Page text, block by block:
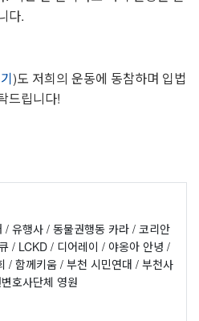
다.
)도 저희의 운동에 동참하며 입법
드립니다!
/ 유행사 / 동물권행동 카라 / 코리안
/ LCKD / 디어레이 / 야옹아 안녕 /
/ 함께키움 / 부천 시민연대 / 부천사
호사단체 영원